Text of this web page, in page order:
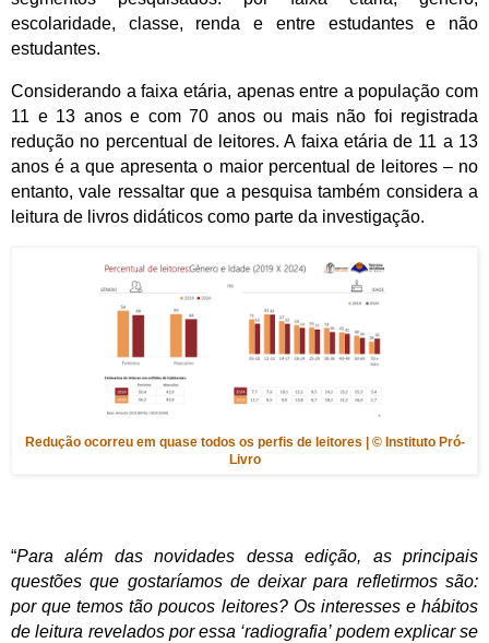
escolaridade, classe, renda e entre estudantes e não
estudantes.
Considerando a faixa etária, apenas entre a população com
11 e 13 anos e com 70 anos ou mais não foi registrada
redução no percentual de leitores. A faixa etária de 11 a 13
anos é a que apresenta o maior percentual de leitores – no
entanto, vale ressaltar que a pesquisa também considera a
leitura de livros didáticos como parte da investigação.
Redução ocorreu em quase todos os perfis de leitores | © Instituto Pró-
Livro
“Para além das novidades dessa edição, as principais
questões que gostaríamos de deixar para refletirmos são:
por que temos tão poucos leitores? Os interesses e hábitos
de leitura revelados por essa ‘radiografia’ podem explicar se